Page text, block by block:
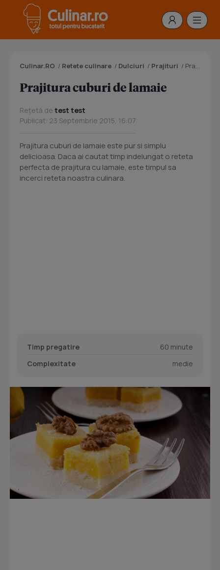
Culinar.RO / Retete culinare / Dulciuri / Prajituri / Prajitura cuburi de lamaie
Prajitura cuburi de lamaie
Rețetă de test test
Publicat: 23 Septembrie 2015, 16:07
Prajitura cuburi de lamaie este pur si simplu
delicioasa. Daca ai cautat timp indelungat o reteta
perfecta de prajitura cu lamaie, este timpul sa
incerci reteta noastra culinara.
Timp pregatire
60 minute
Complexitate
medie